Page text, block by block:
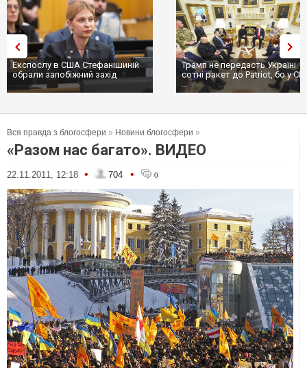
Експослу в США Стефанішиній
обрали запобіжний захід
Трамп не передасть Україні
сотні ракет до Patriot, бо у
...
Вся правда з блогосфери » Новини блогосфери »
«Разом нас багато». ВИДЕО
22.11.2011, 12:18 • 704 • 0